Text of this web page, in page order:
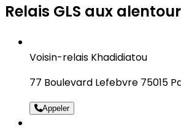
Relais GLS aux
Voisin-relais Khadidiatou
77 Boulevard Lefebvre 75015
Appeler